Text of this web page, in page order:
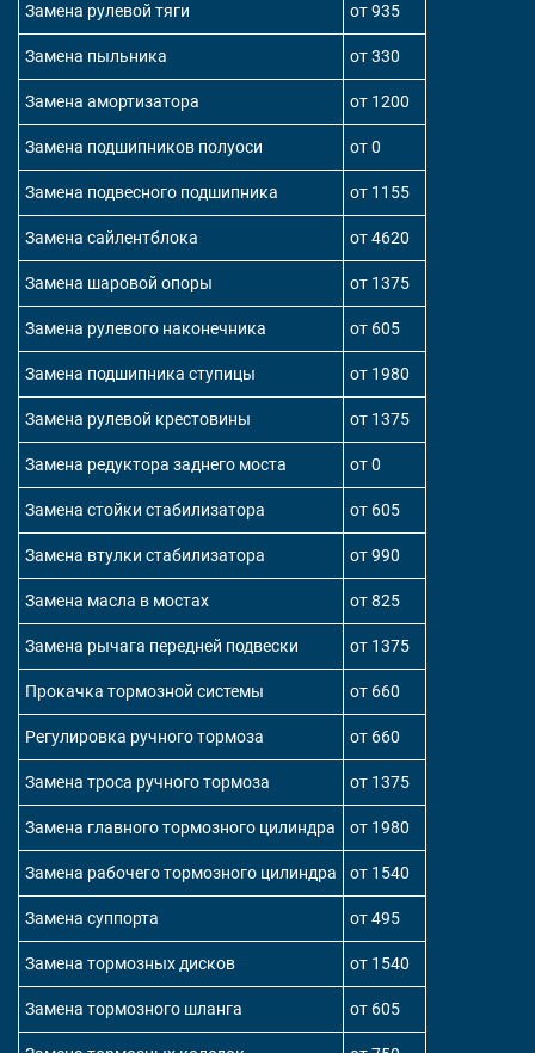
Замена рулевой тяги от 935
Замена пыльника от 330
Замена амортизатора от 1200
Замена подшипников полуоси от 0
Замена подвесного подшипника от 1155
Замена сайлентблока от 4620
Замена шаровой опоры от 1375
Замена рулевого наконечника от 605
Замена подшипника ступицы от 1980
Замена рулевой крестовины от 1375
Замена редуктора заднего моста от 0
Замена стойки стабилизатора от 605
Замена втулки стабилизатора от 990
Замена масла в мостах от 825
Замена рычага передней подвески от 1375
Прокачка тормозной системы от 660
Регулировка ручного тормоза от 660
Замена троса ручного тормоза от 1375
Замена главного тормозного цилиндра от 1980
Замена рабочего тормозного цилиндра от 1540
Замена суппорта от 495
Замена тормозных дисков от 1540
Замена тормозного шланга от 605